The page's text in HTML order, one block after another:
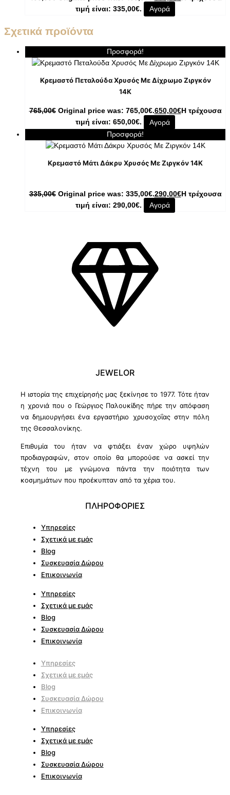
τιμή είναι: 335,00€.
Αγορά
Σχετικά προϊόντα
Προσφορά!
Κρεμαστό Πεταλούδα Χρυσός Με Δίχρωμο Ζιργκόν
14K
765,00€ Original price was: 765,00€.650,00€Η τρέχουσα
τιμή είναι: 650,00€.
Αγορά
Προσφορά!
Κρεμαστό Μάτι Δάκρυ Χρυσός Με Ζιργκόν 14K
335,00€ Original price was: 335,00€.290,00€Η τρέχουσα
τιμή είναι: 290,00€.
Αγορά
JEWELOR
Η ιστορία της επιχείρησής μας ξεκίνησε το 1977. Τότε ήταν
η χρονιά που ο Γεώργιος Παλουκίδης πήρε την απόφαση
να δημιουργήσει ένα εργαστήριο χρυσοχοΐας στην πόλη
της Θεσσαλονίκης.
Επιθυμία του ήταν να φτιάξει έναν χώρο υψηλών
προδιαγραφών, στον οποίο θα μπορούσε να ασκεί την
τέχνη του με γνώμονα πάντα την ποιότητα των
κοσμημάτων που προέκυπταν από τα χέρια του.
ΠΛΗΡΟΦΟΡΙΕΣ
Υπηρεσίες
Σχετικά με εμάς
Blog
Συσκευασία Δώρου
Επικοινωνία
Υπηρεσίες
Σχετικά με εμάς
Blog
Συσκευασία Δώρου
Επικοινωνία
Υπηρεσίες
Σχετικά με εμάς
Blog
Συσκευασία Δώρου
Επικοινωνία
Υπηρεσίες
Σχετικά με εμάς
Blog
Συσκευασία Δώρου
Επικοινωνία